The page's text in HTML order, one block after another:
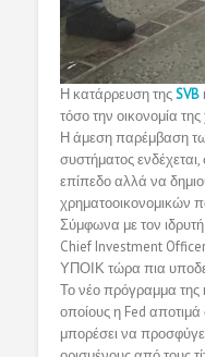
Η κατάρρευση τηςSVB
τόσο την οικονομία
Η άμεση παρέμβαση
συστήματος
επίπεδο αλλά να
χρηματοοικονομικών
Σύμφωνα με τον ιδρυτή
Chief Investment
ΥΠΟΙΚ τώρα πια
Το νέο πρόγραμμα της
οποίους η Fed
μπορέσει να